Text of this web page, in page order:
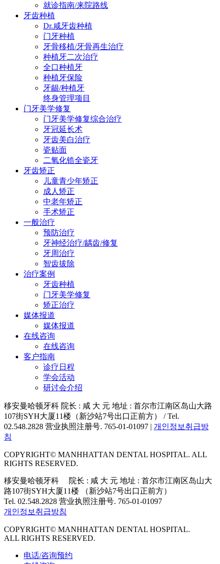
就诊指南/来院路线
牙齿种植
Dr.咸牙齿种植
门牙种植
牙骨移植/牙骨再生治疗
种植牙二次治疗
全口种植牙
种植牙保险
牙龈/种植牙
终身管理项目
门牙美学修复
门牙美学修复综合治疗
牙冠延长术
牙齿美白治疗
瓷贴面
二氧化锆全瓷牙
牙齿矫正
儿童青少年矫正
成人矫正
中老年矫正
手术矫正
一般治疗
预防治疗
牙神经治疗/龋齿/修复
牙周治疗
智齿拔除
治疗案例
牙齿种植
门牙美学修复
矫正治疗
媒体报道
媒体报道
在线咨询
在线咨询
客户指南
诊疗日程
学会活动
研讨会介绍
移安曼哈顿牙科 院长 : 咸 大 元 地址 : 首尔市江南区岛山大路
107街SYH大厦11楼（新沙站7号出口正前方） / Tel.
02.548.2828 营业执照注册号. 765-01-01097 | 개인정보취급방
침
COPYRIGHT© MANHHATTAN DENTAL HOSPITAL. ALL
RIGHTS RESERVED.
移安曼哈顿牙科 院长 : 咸 大 元 地址 : 首尔市江南区岛山大
路107街SYH大厦11楼 （新沙站7号出口正前方）
Tel. 02.548.2828 营业执照注册号. 765-01-01097
개인정보취급방침
COPYRIGHT© MANHHATTAN DENTAL HOSPITAL.
ALL RIGHTS RESERVED.
电话/咨询预约